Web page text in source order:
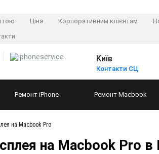
Ціна Корпоративним клієнтам
Київ
Контакти СЦ
Ремонт iPhone Ремонт Macbook
на Macbook Pro
на Macbook Pro в